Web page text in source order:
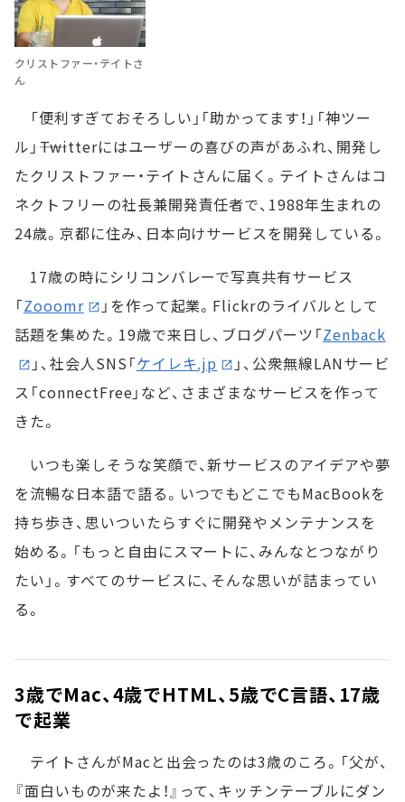
クリストファー・テイトさ
ん
「便利すぎておそろしい」「助かってます！」「神ツー
ル」――Twitterにはユーザーの喜びの声があふれ、開発し
たクリストファー・テイトさんに届く。テイトさんはコ
ネクトフリーの社長兼開発責任者で、1988年生まれの
24歳。京都に住み、日本向けサービスを開発している。
17歳の時にシリコンバレーで写真共有サービス
「Zooomr
」を作って起業。Flickrのライバルとして
話題を集めた。19歳で来日し、ブログパーツ「Zenback
」、社会人SNS「ケイレキ.jp
」、公衆無線LANサービ
ス「connectFree」など、さまざまなサービスを作って
きた。
いつも楽しそうな笑顔で、新サービスのアイデアや夢
を流暢な日本語で語る。いつでもどこでもMacBookを
持ち歩き、思いついたらすぐに開発やメンテナンスを
始める。「もっと自由にスマートに、みんなとつながり
たい」。すべてのサービスに、そんな思いが詰まってい
る。
3歳でMac、4歳でHTML、5歳でC言語、17歳
で起業
テイトさんがMacと出会ったのは3歳のころ。「父が、
『面白いものが来たよ！』って、キッチンテーブルにダン